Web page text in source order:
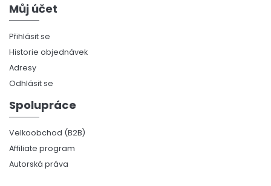
Můj účet
Přihlásit se
Historie objednávek
Adresy
Odhlásit se
Spolupráce
Velkoobchod (B2B)
Affiliate program
Autorská práva